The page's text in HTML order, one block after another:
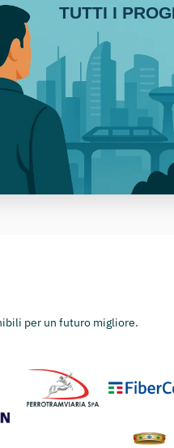
TUTTI I
per un futuro migliore.